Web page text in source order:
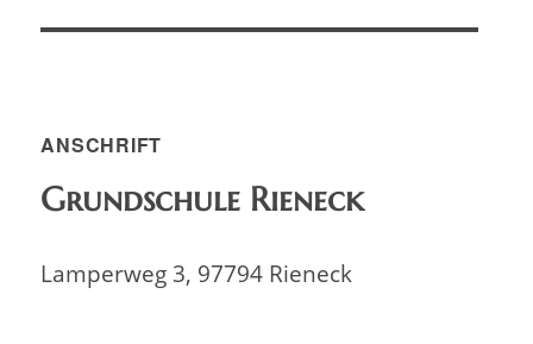
ANSCHRIFT
Grundschule Rieneck
Lamperweg 3, 97794 Rieneck